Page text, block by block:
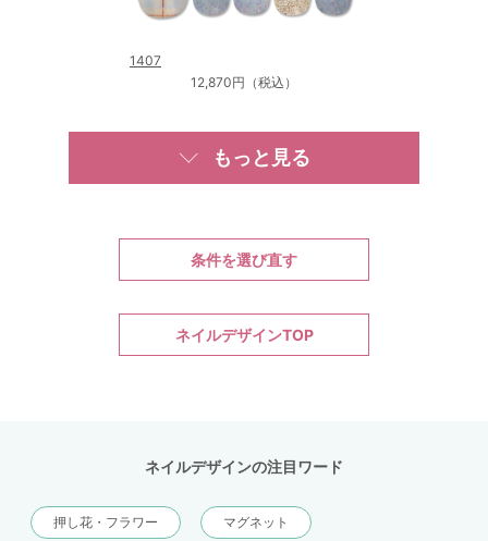
1407
12,870円（税込）
もっと見る
条件を選び直す
ネイルデザインTOP
ネイルデザインの注目ワード
押し花・フラワー マグネット